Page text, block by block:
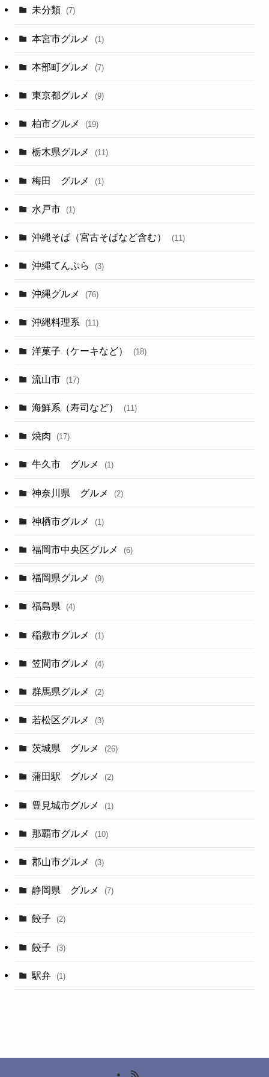
未分類 (7)
本宮市グルメ (1)
本部町グルメ (7)
東京都グルメ (9)
柏市グルメ (19)
栃木県グルメ (11)
梅田 グルメ (1)
水戸市 (1)
沖縄そば（宮古そばなど含む） (11)
沖縄てんぷら (3)
沖縄グルメ (76)
沖縄料理系 (11)
洋菓子（ケーキなど） (18)
流山市 (17)
海鮮系（寿司など） (11)
焼肉 (17)
牛久市 グルメ (1)
神奈川県 グルメ (2)
神栖市グルメ (1)
福岡市中央区グルメ (6)
福岡県グルメ (9)
福島県 (4)
稲敷市グルメ (1)
笠間市グルメ (4)
群馬県グルメ (2)
若松区グルメ (3)
茨城県 グルメ (26)
蒲田駅 グルメ (2)
豊見城市グルメ (1)
那覇市グルメ (10)
郡山市グルメ (3)
静岡県 グルメ (7)
餃子 (2)
餃子 (3)
駅弁 (1)